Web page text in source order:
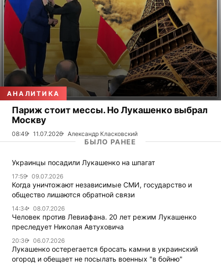
АНАЛИТИКА
Париж стоит мессы. Но Лукашенко выбрал
Москву
08:49 11.07.2026 Александр Класковский
БЫЛО РАНЕЕ
Украинцы посадили Лукашенко на шпагат
17:59 09.07.2026
Когда уничтожают независимые СМИ, государство и
общество лишаются обратной связи
14:34 08.07.2026
Человек против Левиафана. 20 лет режим Лукашенко
преследует Николая Автуховича
20:36 06.07.2026
Лукашенко остерегается бросать камни в украинский
огород и обещает не посылать военных "в бойню"